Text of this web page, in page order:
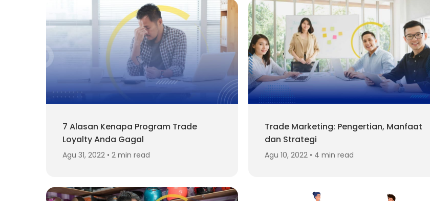
7 Alasan Kenapa Program Trade
Loyalty Anda Gagal
Agu 31, 2022 • 2 min read
Trade Marketing: Pengertian, Manfaat
dan Strategi
Agu 10, 2022 • 4 min read